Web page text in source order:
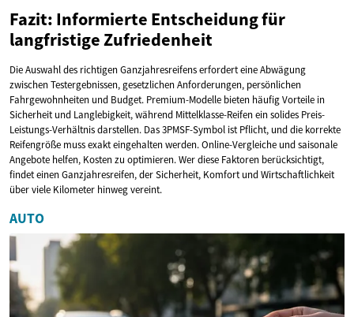
Fazit: Informierte Entscheidung für
langfristige Zufriedenheit
Die Auswahl des richtigen Ganzjahresreifens erfordert eine Abwägung
zwischen Testergebnissen, gesetzlichen Anforderungen, persönlichen
Fahrgewohnheiten und Budget. Premium-Modelle bieten häufig Vorteile in
Sicherheit und Langlebigkeit, während Mittelklasse-Reifen ein solides Preis-
Leistungs-Verhältnis darstellen. Das 3PMSF-Symbol ist Pflicht, und die korrekte
Reifengröße muss exakt eingehalten werden. Online-Vergleiche und saisonale
Angebote helfen, Kosten zu optimieren. Wer diese Faktoren berücksichtigt,
findet einen Ganzjahresreifen, der Sicherheit, Komfort und Wirtschaftlichkeit
über viele Kilometer hinweg vereint.
AUTO